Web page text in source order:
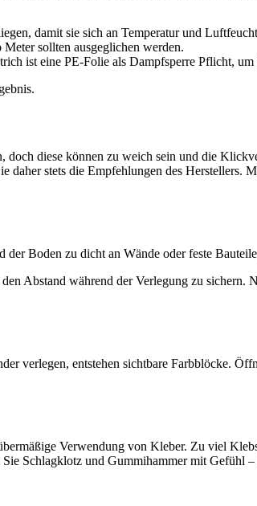
damit sie sich an Temperatur und
sollten ausgeglichen werden.
ist eine PE-Folie als Dampfsperre Pflicht, um
diese können zu weich sein und die
stets die Empfehlungen des Herstellers.
Boden zu dicht an Wände oder feste
Abstand während der Verlegung zu sichern.
verlegen, entstehen sichtbare Farbblöcke.
Verwendung von Kleber. Zu viel
Schlagklotz und Gummihammer mit Gefühl